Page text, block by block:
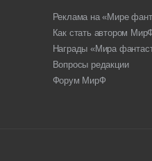
Реклама на «Мире
Как стать автором
Награды «Мира
Вопросы редакции
Форум МирФ